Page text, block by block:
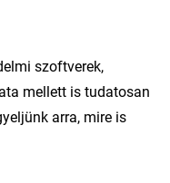
szoftverek,
mellett is tudatosan
arra, mire is